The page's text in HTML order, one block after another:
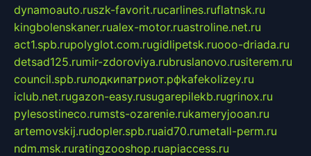
dynamoauto.ruszk-favorit.rucarlines.ruflatnsk.ru
kingbolenskaner.rualex-motor.ruastroline.net.ru
act1.spb.rupolyglot.com.rugidlipetsk.ruooo-driada.ru
detsad125.rumir-zdoroviya.rubruslanovo.rusiterem.ru
council.spb.ruлодкипатриот.рфkafekolizey.ru
iclub.net.rugazon-easy.rusugarepilekb.rugrinox.ru
pylesostineco.rumsts-ozarenie.rukameryjooan.ru
artemovskij.rudopler.spb.ruaid70.rumetall-perm.ru
ndm.msk.ruratingzooshop.ruapiaccess.ru